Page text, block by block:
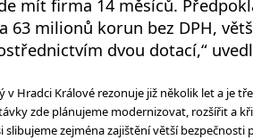
mít firma 14 měsíců.
63 milionů korun bez DPH,
dvou dotací,“
v Hradci Králové rezonuje již několik let a je
zde plánujeme modernizovat, rozšířit a
slibujeme zejména zajištění větší bezpečnosti